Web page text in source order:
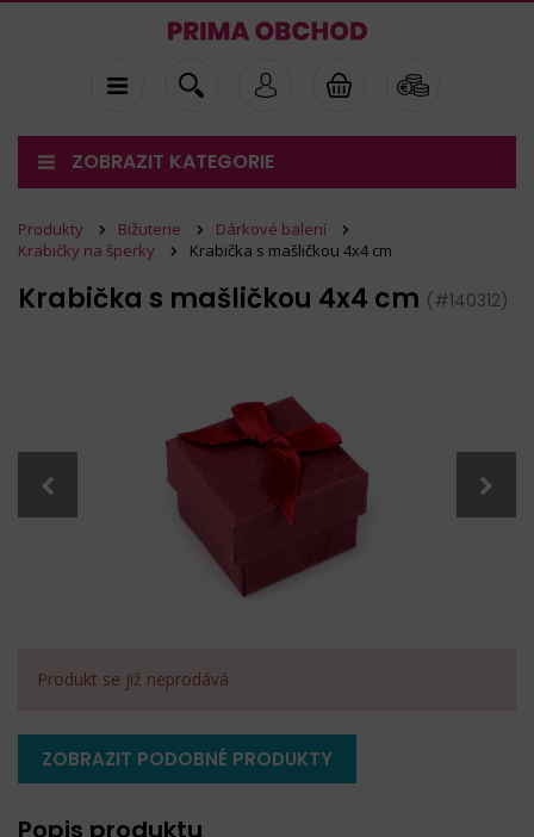
ZOBRAZIT KATEGORIE
Produkty Bižuterie
Dárkové balení
Krabičky na šperky
Krabička s mašličkou 4x4 cm
Krabička s mašličkou 4x4 cm (#140312)
Produkt se již neprodává
ZOBRAZIT PODOBNÉ PRODUKTY
Popis produktu